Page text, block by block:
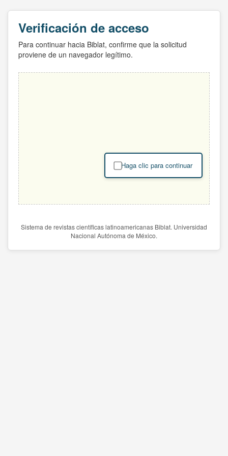
Verificación de acceso
Para continuar hacia Biblat, confirme que la solicitud
proviene de un navegador legítimo.
Haga clic para continuar
Sistema de revistas científicas latinoamericanas Biblat. Universidad
Nacional Autónoma de México.